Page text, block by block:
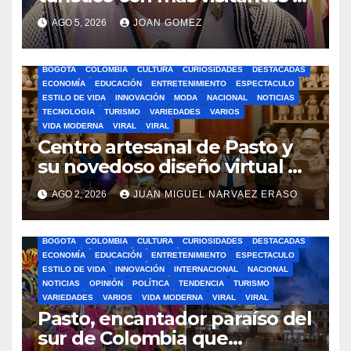
ventas
AGO 5, 2026 JOAN GOMEZ
BOGOTA COLOMBIA CULTURA CURIOSIDADES
DESTACADAS
ECONOMÍA
EDUCACIÓN ENTRETENIMIENTO
ESPECTACULO
ESTILO DE VIDA
INNOVACIÓN MODA NACIONAL
NOTICIAS
TECNOLOGIA
TURISMO VARIEDADES
VARIOS
VIDA MODERNA
VIRAL VIRAL
Centro artesanal de Pasto y
su novedoso diseño virtual de
figuras en 3D realza las
tradiciones de Nariño
AGO 2, 2026 JUAN MIGUEL NARVAEZ ERASO
BOGOTA COLOMBIA CULTURA CURIOSIDADES
DESTACADAS
ECONOMÍA
EDUCACIÓN ENTRETENIMIENTO
ESPECTACULO
ESTILO DE VIDA
INNOVACIÓN INTERNACIONAL
NACIONAL
NOTICIAS
OPINIÓN POLÍTICA TENDENCIA
TURISMO
VARIEDADES
VARIOS VIDA MODERNA VIRAL VIRAL
Pasto, encantador paraíso del
sur de Colombia que